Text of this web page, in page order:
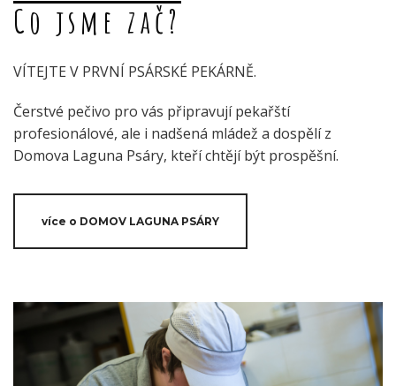
Co jsme zač?
VÍTEJTE V PRVNÍ PSÁRSKÉ PEKÁRNĚ.
Čerstvé pečivo pro vás připravují pekařští
profesionálové, ale i nadšená mládež a dospělí z
Domova Laguna Psáry, kteří chtějí být prospěšní.
více o DOMOV LAGUNA PSÁRY